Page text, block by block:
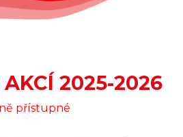
2025-2026
přístupné